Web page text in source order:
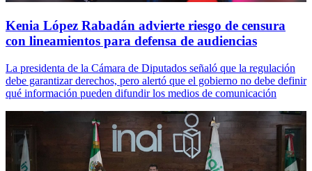
Kenia López Rabadán advierte riesgo de censura
con lineamientos para defensa de audiencias
La presidenta de la Cámara de Diputados señaló que la regulación
debe garantizar derechos, pero alertó que el gobierno no debe definir
qué información pueden difundir los medios de comunicación